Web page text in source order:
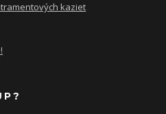
kaziet